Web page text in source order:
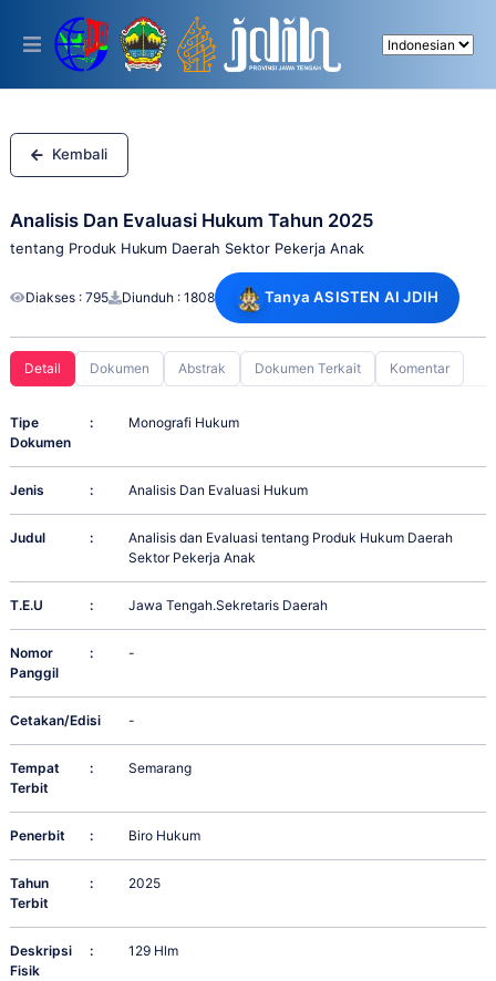
This
includes
accessibility
system.
Kembali
Analisis Dan Evaluasi Hukum Tahun 2025
tentang Produk Hukum Daerah Sektor Pekerja Anak
Diakses : 795 Diunduh : 1808 Tanya ASISTEN AI JDIH
Detail Dokumen Abstrak Dokumen Terkait Komentar
Tipe
Dokumen
: Monografi Hukum
Jenis : Analisis Dan Evaluasi Hukum
Judul :
Analisis dan Evaluasi tentang Produk Hukum Daerah
Sektor Pekerja Anak
T.E.U : Jawa Tengah.Sekretaris Daerah
Nomor
Panggil
: -
Cetakan/Edisi
: -
Tempat
Terbit
: Semarang
Penerbit : Biro Hukum
Tahun
Terbit
: 2025
Deskripsi
Fisik
: 129 Hlm